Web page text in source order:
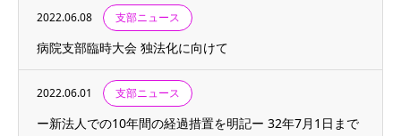
2022.06.08 支部ニュース
病院支部臨時大会 独法化に向けて
2022.06.01 支部ニュース
ー新法人での10年間の経過措置を明記ー 32年7月1日まで